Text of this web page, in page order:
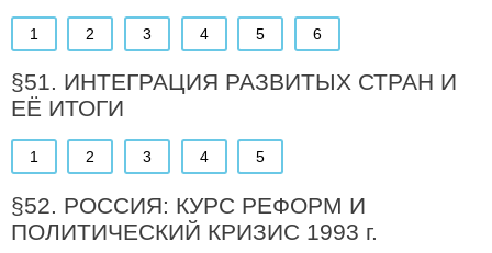
1 2 3 4 5 6
§51. ИНТЕГРАЦИЯ РАЗВИТЫХ СТРАН И
ЕЁ ИТОГИ
1 2 3 4 5
§52. РОССИЯ: КУРС РЕФОРМ И
ПОЛИТИЧЕСКИЙ КРИЗИС 1993 г.